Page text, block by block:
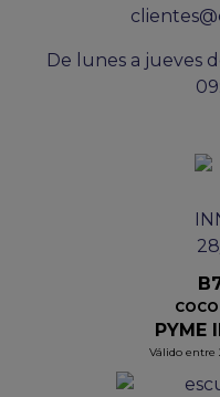
De lunes a jueves
PYME
Válido entre